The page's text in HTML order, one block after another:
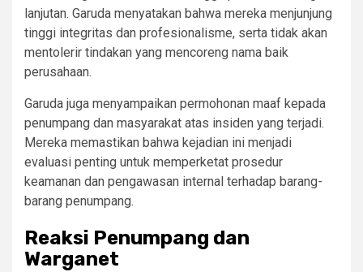
lanjutan. Garuda menyatakan bahwa mereka menjunjung
tinggi integritas dan profesionalisme, serta tidak akan
mentolerir tindakan yang mencoreng nama baik
perusahaan.
Garuda juga menyampaikan permohonan maaf kepada
penumpang dan masyarakat atas insiden yang terjadi.
Mereka memastikan bahwa kejadian ini menjadi
evaluasi penting untuk memperketat prosedur
keamanan dan pengawasan internal terhadap barang-
barang penumpang.
Reaksi Penumpang dan
Warganet